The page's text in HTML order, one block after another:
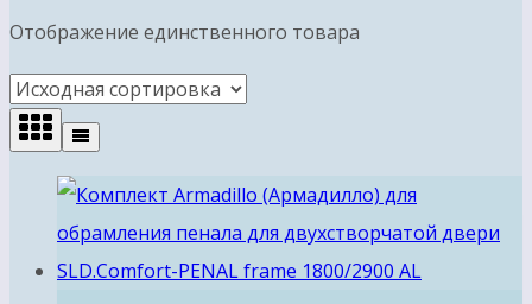
Отображение единственного товара